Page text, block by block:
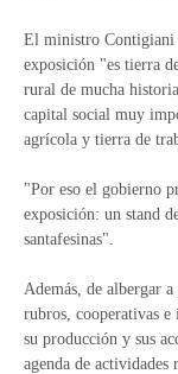
El ministro Contigiani
exposición "es tierra
rural de mucha
capital social muy
agrícola y tierra de
"Por eso el gobierno
exposición: un stand
santafesinas".
Además, de albergar
rubros, cooperativas e
su producción y sus
agenda de actividades